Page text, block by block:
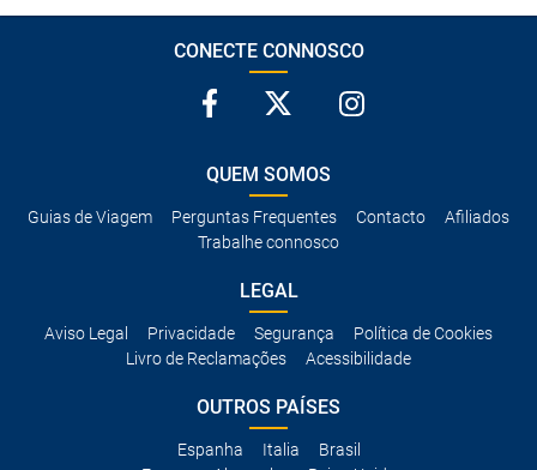
CONECTE CONNOSCO
QUEM SOMOS
Guias de Viagem Perguntas Frequentes Contacto
Afiliados
Trabalhe connosco
LEGAL
Aviso Legal Privacidade Segurança
Política de Cookies
Livro de Reclamações
Acessibilidade
OUTROS PAÍSES
Espanha Italia
Brasil